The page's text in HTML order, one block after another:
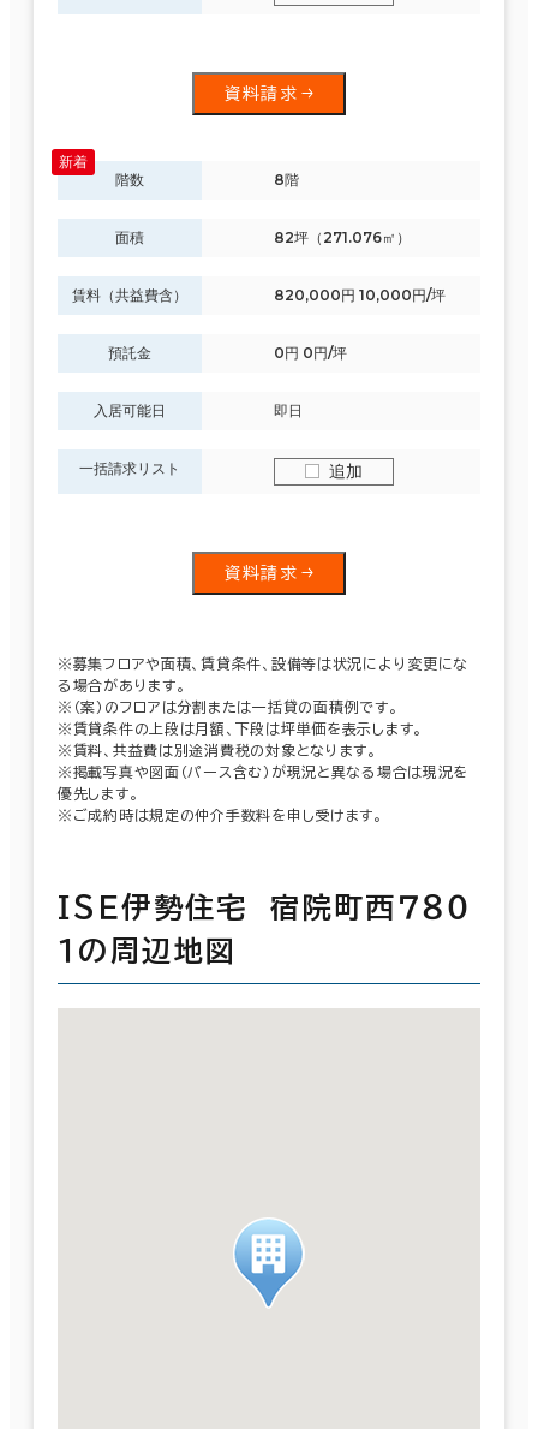
資料請求
階数 8階
面積 82坪（271.076㎡）
賃料（共益費含） 820,000円 10,000円/坪
預託金 0円 0円/坪
入居可能日 即日
一括請求リスト 追加
資料請求
※募集フロアや面積、賃貸条件、設備等は状況により変更にな
る場合があります。
※（案）のフロアは分割または一括貸の面積例です。
※賃貸条件の上段は月額、下段は坪単価を表示します。
※賃料、共益費は別途消費税の対象となります。
※掲載写真や図面（パース含む）が現況と異なる場合は現況を
優先します。
※ご成約時は規定の仲介手数料を申し受けます。
ＩＳＥ伊勢住宅 宿院町西７８０
１の周辺地図